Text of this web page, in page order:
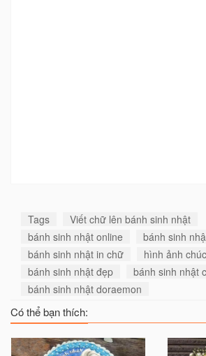
Tags
Viết chữ lên bánh sinh nhật
bánh sinh nhật online
bánh sinh
bánh sinh nhật in chữ
hình ảnh
bánh sinh nhật đẹp
bánh sinh nhật
bánh sinh nhật doraemon
Có thể bạn thích: